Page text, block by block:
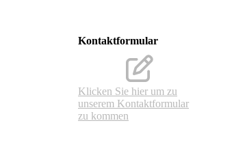
Kontaktformular
Klicken Sie hier um zu
unserem Kon­takt­for­mu­lar
zu kommen